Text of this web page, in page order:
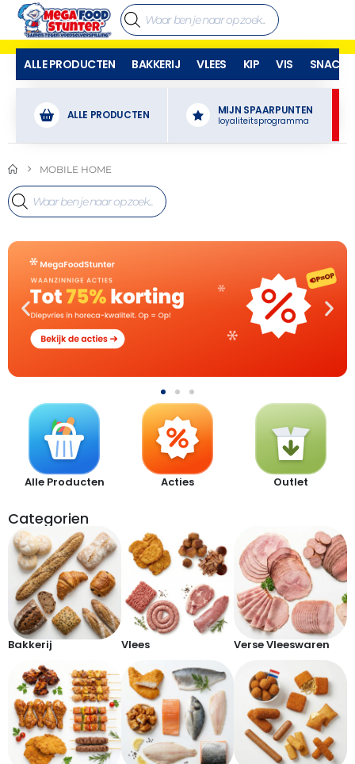
ALLE PRODUCTEN BAKKERIJ VLEES KIP VIS SNACKS
ALLE PRODUCTEN MIJN SPAARPUNTEN
loyaliteitsprogramma
MOBILE HOME
Alle Producten Acties Outlet
Categorien
Bakkerij Vlees Verse Vleeswaren